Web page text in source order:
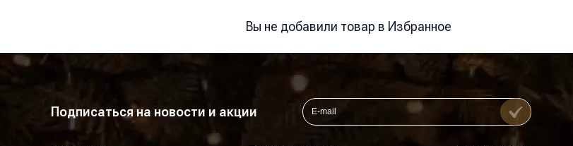
Вы не добавили товар в Избранное
Подписаться на новости и акции